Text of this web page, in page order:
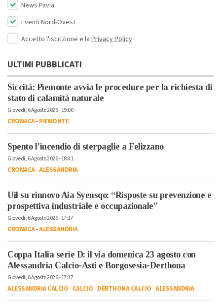
News Pavia
Eventi Nord-Ovest
Accetto l'iscrizione e la Privacy Policy
ULTIMI PUBBLICATI
Siccità: Piemonte avvia le procedure per la richiesta di
stato di calamità naturale
Giovedì, 6 Agosto 2026 - 19:00
CRONACA-PIEMONTE
Spento l’incendio di sterpaglie a Felizzano
Giovedì, 6 Agosto 2026 - 18:41
CRONACA-ALESSANDRIA
Uil su rinnovo Aia Syensqo: “Risposte su prevenzione e
prospettiva industriale e occupazionale”
Giovedì, 6 Agosto 2026 - 17:17
CRONACA-ALESSANDRIA
Coppa Italia serie D: il via domenica 23 agosto con
Alessandria Calcio-Asti e Borgosesia-Derthona
Giovedì, 6 Agosto 2026 - 17:17
ALESSANDRIA CALCIO-CALCIO-DERTHONA CALCIO-ALESSANDRIA